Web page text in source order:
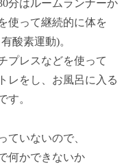
分はルームランナーか
使って継続的に体を
酸素運動)。
プレスなどを使って
レをし、お風呂に入る
す。
ていないので、
何かできないか